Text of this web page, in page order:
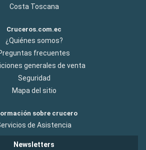
Costa Toscana
Cruceros.com.ec
¿Quiénes somos?
frecuentes
generales de venta
Seguridad
Mapa del sitio
sobre crucero
de Asistencia
Newsletters